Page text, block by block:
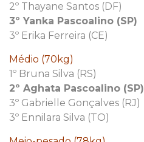
2º Thayane Santos (DF)
3º Yanka Pascoalino (SP)
3º Erika Ferreira (CE)
Médio (70kg)
1º Bruna Silva (RS)
2º Aghata Pascoalino (SP)
3º Gabrielle Gonçalves (RJ)
3º Ennilara Silva (TO)